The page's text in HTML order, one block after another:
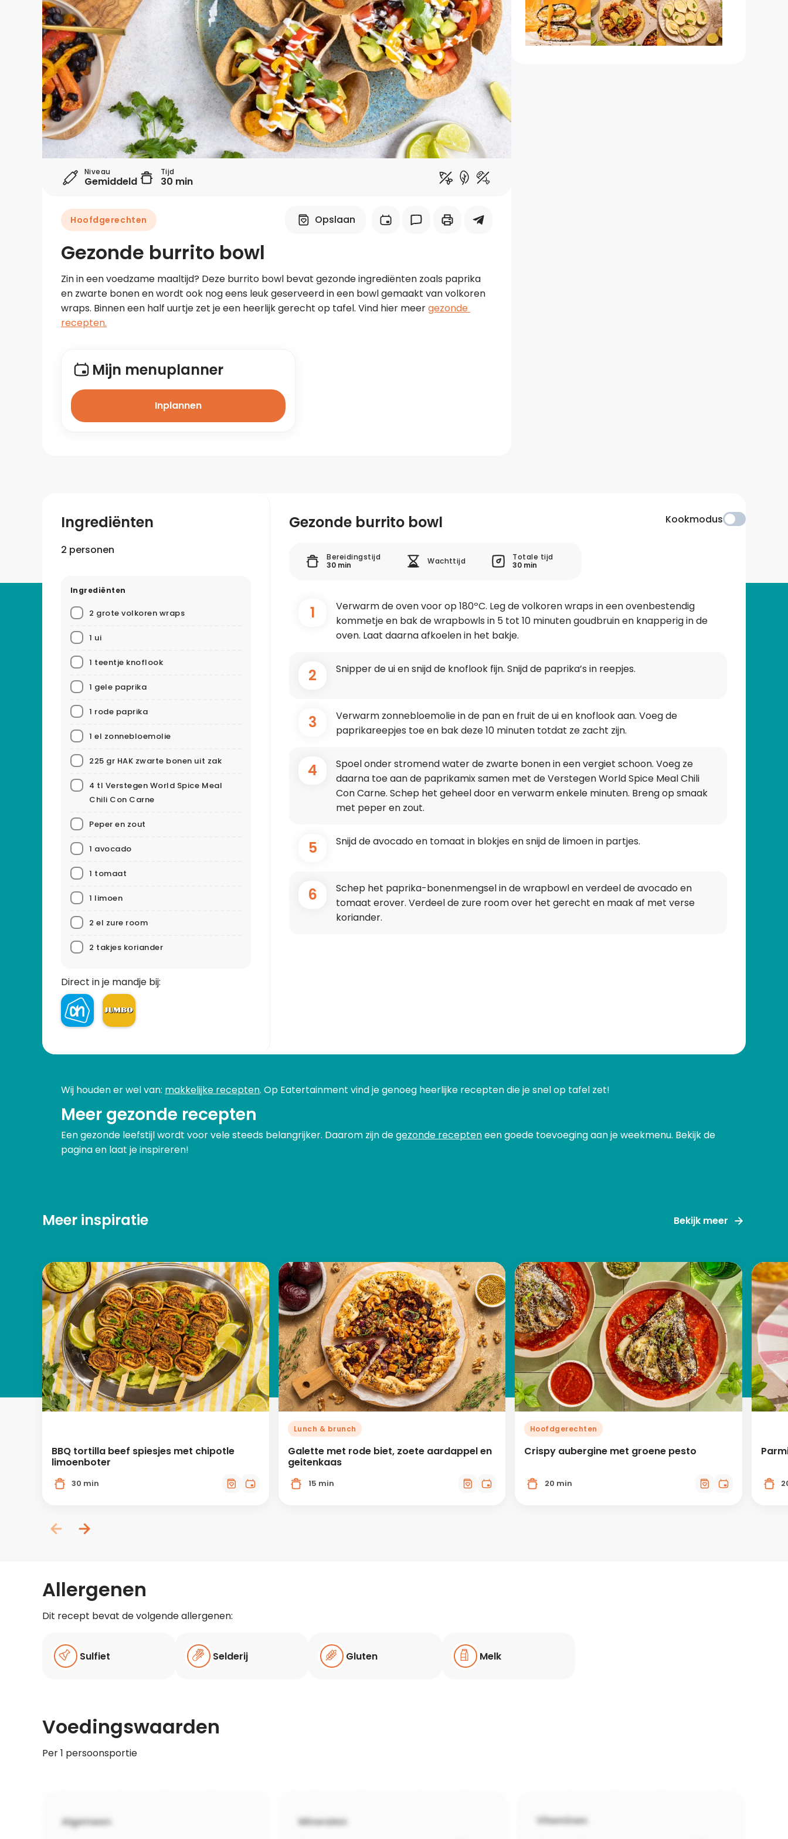
Midden-Oosters
Kooktips & blogs
Leer koken als een chef
Kooktips & blogs
Niveau
Gemiddeld
Tijd
30 min
Hoofdgerechten Opslaan
Gezonde burrito bowl
Zin in een voedzame maaltijd? Deze burrito bowl bevat gezonde ingrediënten zoals paprika
en zwarte bonen en wordt ook nog eens leuk geserveerd in een bowl gemaakt van volkoren
wraps. Binnen een half uurtje zet je een heerlijk gerecht op tafel. Vind hier meer gezonde
recepten.
Mijn menuplanner
Inplannen
Ingrediënten
2 personen
Ingrediënten
2 grote volkoren wraps
1 ui
1 teentje knoflook
1 gele paprika
1 rode paprika
1 el zonnebloemolie
225 gr HAK zwarte bonen uit zak
4 tl Verstegen World Spice Meal
Chili Con Carne
Peper en zout
1 avocado
1 tomaat
1 limoen
2 el zure room
2 takjes koriander
Direct in je mandje bij:
Gezonde burrito bowl Kookmodus
Bereidingstijd
30 min
Wachttijd
Totale tijd
30 min
1
Verwarm de oven voor op 180ºC. Leg de volkoren wraps in een ovenbestendig
kommetje en bak de wrapbowls in 5 tot 10 minuten goudbruin en knapperig in de
oven. Laat daarna afkoelen in het bakje.
2 Snipper de ui en snijd de knoflook fijn. Snijd de paprika’s in reepjes.
3
Verwarm zonnebloemolie in de pan en fruit de ui en knoflook aan. Voeg de
paprikareepjes toe en bak deze 10 minuten totdat ze zacht zijn.
4
Spoel onder stromend water de zwarte bonen in een vergiet schoon. Voeg ze
daarna toe aan de paprikamix samen met de Verstegen World Spice Meal Chili
Con Carne. Schep het geheel door en verwarm enkele minuten. Breng op smaak
met peper en zout.
5 Snijd de avocado en tomaat in blokjes en snijd de limoen in partjes.
6
Schep het paprika-bonenmengsel in de wrapbowl en verdeel de avocado en
tomaat erover. Verdeel de zure room over het gerecht en maak af met verse
koriander.
Wij houden er wel van: makkelijke recepten. Op Eatertainment vind je genoeg heerlijke recepten die je snel op tafel zet!
Meer gezonde recepten
Een gezonde leefstijl wordt voor vele steeds belangrijker. Daarom zijn degezonde recepteneen goede toevoeging aan je weekmenu. Bekijk de
pagina en laat je inspireren!
Meer inspiratie Bekijk meer
BBQ tortilla beef spiesjes met chipotle
limoenboter
30 min
Lunch & brunch
Galette met rode biet, zoete aardappel en
geitenkaas
15 min
Hoofdgerechten
Crispy aubergine met groene pesto
20 min
Allergenen
Dit recept bevat de volgende allergenen:
Sulfiet Selderij Gluten Melk
Voedingswaarden
Per 1 persoonsportie